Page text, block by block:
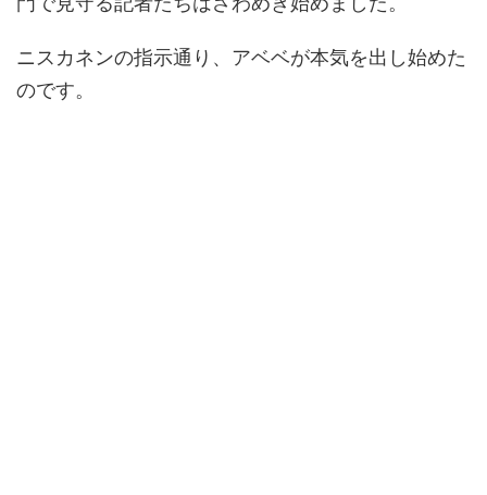
ニスカネンの指示通り、アベベが本気を出し始めた
のです。